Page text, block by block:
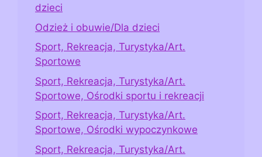
dzieci
Odzież i obuwie/Dla dzieci
Sport, Rekreacja, Turystyka/Art.
Sportowe
Sport, Rekreacja, Turystyka/Art.
Sportowe, Ośrodki sportu i rekreacji
Sport, Rekreacja, Turystyka/Art.
Sportowe, Ośrodki wypoczynkowe
Sport, Rekreacja, Turystyka/Art.